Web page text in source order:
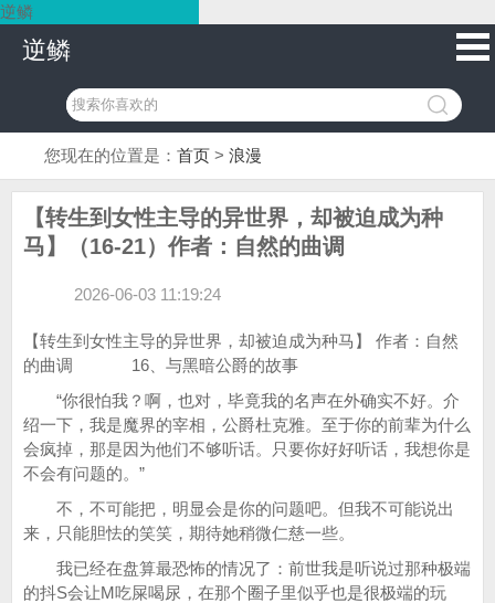
逆鳞
逆鳞
您现在的位置是： 首页 > 浪漫
【转生到女性主导的异世界，却被迫成为种
马】（16-21）作者：自然的曲调
2026-06-03 11:19:24
【转生到女性主导的异世界，却被迫成为种马】 作者：自然
的曲调 16、与黑暗公爵的故事
“你很怕我？啊，也对，毕竟我的名声在外确实不好。介
绍一下，我是魔界的宰相，公爵杜克雅。至于你的前辈为什么
会疯掉，那是因为他们不够听话。只要你好好听话，我想你是
不会有问题的。”
不，不可能把，明显会是你的问题吧。但我不可能说出
来，只能胆怯的笑笑，期待她稍微仁慈一些。
我已经在盘算最恐怖的情况了：前世我是听说过那种极端
的抖S会让M吃屎喝尿，在那个圈子里似乎也是很极端的玩